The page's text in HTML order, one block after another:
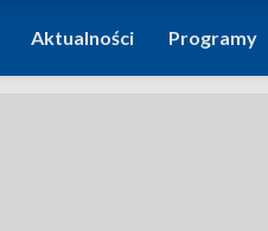
Aktualności Programy